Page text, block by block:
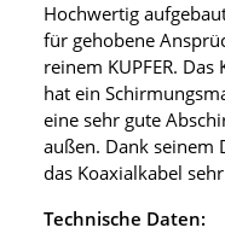
Hochwertig
für gehobene
reinem KUPFER.
hat ein
eine sehr gute
außen. Dank seinem
das Koaxialkabel
Technische Daten: